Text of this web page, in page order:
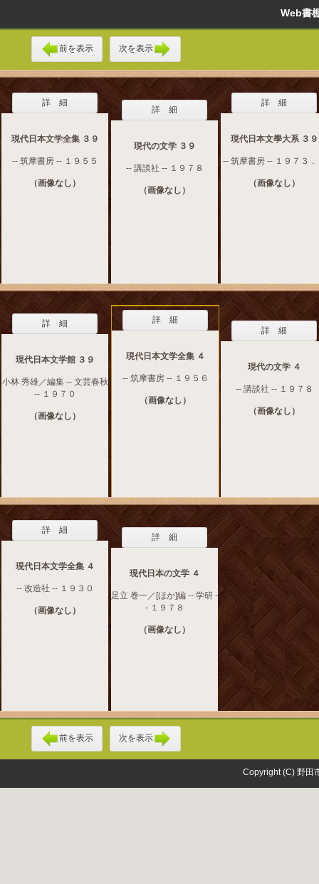
Web
前を表示 次を表示
詳 細
現代日本文学全集 ３９
-- 筑摩書房 -- １９５５
（画像なし）
詳 細
現代の文学 ３９
-- 講談社 -- １９７８
（画像なし）
詳 細
現代日本文學大系 ３９
-- 筑摩書房 -- １９７３．
（画像なし）
詳 細
現代日本文学館 ３９
小林 秀雄／編集 -- 文芸春秋
-- １９７０
（画像なし）
詳 細
現代日本文学全集 ４
-- 筑摩書房 -- １９５６
（画像なし）
詳 細
現代の文学 ４
-- 講談社 -- １９７８
（画像なし）
詳 細
現代日本文学全集 ４
-- 改造社 -- １９３０
（画像なし）
詳 細
現代日本の文学 ４
足立 巻一／[ほか]編 -- 学研 -
- １９７８
（画像なし）
前を表示 次を表示
Copyright (C) 野田